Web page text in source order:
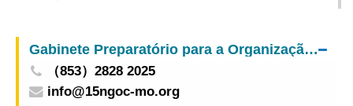
alta qualidade
Gabinete Preparatório para a Organização da Zona de Competição de Macau da 15.ª edição dos Jogos Nacionais e da 12.ª edição dos Jogos Nacionais para Pessoas Portadoras de Deficiência e 9.ª edição dos Jogos Olímpicos Especiais Nacionais
（853）2828 2025
info@15ngoc-mo.org